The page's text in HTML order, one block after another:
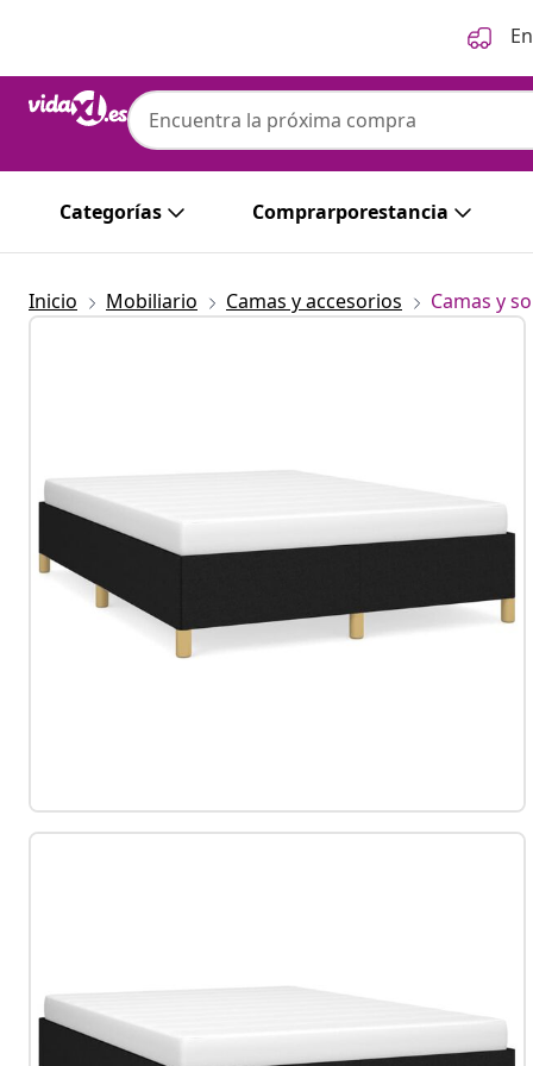
Categorías Comprarporestancia
Inicio Mobiliario Camas y accesorios Camas y